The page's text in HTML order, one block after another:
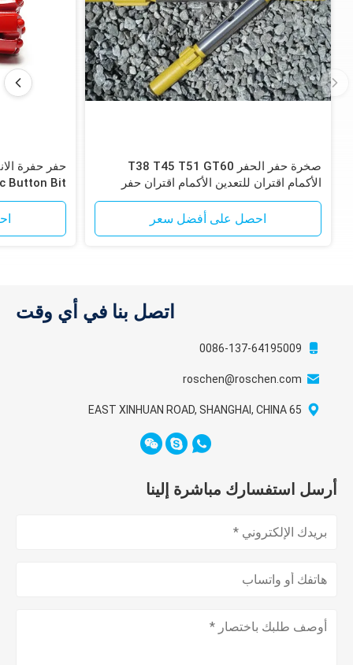
صخرة حفر الحفر T38 T45 T51 GT60
الأكمام اقتران للتعدين الأكمام اقتران حفر
الصخور
احصل على أفضل سعر
Button Bit
اتصل بنا في أي وقت
0086-137-64195009
roschen@roschen.com
65 EAST XINHUAN ROAD, SHANGHAI, CHINA
أرسل استفسارك مباشرة إلينا